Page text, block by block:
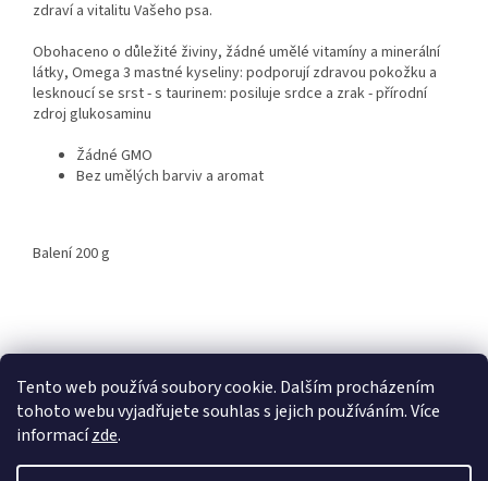
Tento web používá soubory cookie. Dalším procházením
tohoto webu vyjadřujete souhlas s jejich používáním. Více
informacízde.
zdraví a vitalitu Vašeho psa.
Obohaceno o důležité živiny, žádné umělé vitamíny a minerální
látky, Omega 3 mastné kyseliny: podporují zdravou pokožku a
lesknoucí se srst - s taurinem: posiluje srdce a zrak - přírodní
zdroj glukosaminu
Žádné GMO
Bez umělých barviv a aromat
Balení 200 g
á